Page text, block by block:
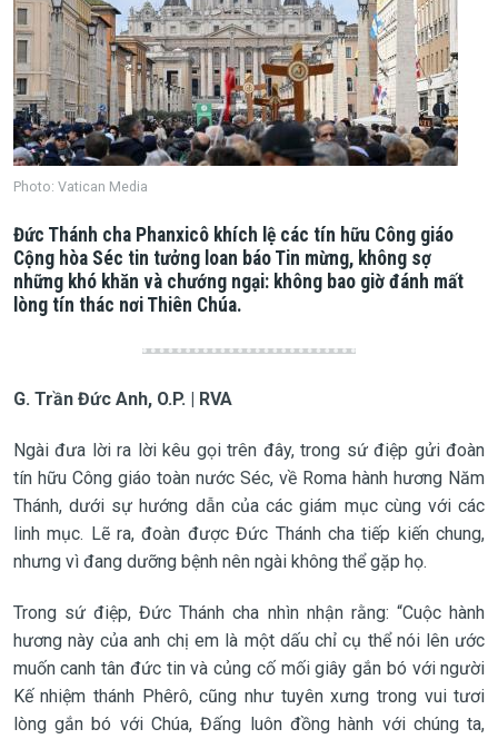
Photo: Vatican Media
Đức Thánh cha Phanxicô khích lệ các tín hữu Công giáo
Cộng hòa Séc tin tưởng loan báo Tin mừng, không sợ
những khó khăn và chướng ngại: không bao giờ đánh mất
lòng tín thác nơi Thiên Chúa.
G. Trần Đức Anh, O.P. | RVA
Ngài đưa lời ra lời kêu gọi trên đây, trong sứ điệp gửi đoàn
tín hữu Công giáo toàn nước Séc, về Roma hành hương Năm
Thánh, dưới sự hướng dẫn của các giám mục cùng với các
linh mục. Lẽ ra, đoàn được Đức Thánh cha tiếp kiến chung,
nhưng vì đang dưỡng bệnh nên ngài không thể gặp họ.
Trong sứ điệp, Đức Thánh cha nhìn nhận rằng: “Cuộc hành
hương này của anh chị em là một dấu chỉ cụ thể nói lên ước
muốn canh tân đức tin và củng cố mối giây gắn bó với người
Kế nhiệm thánh Phêrô, cũng như tuyên xưng trong vui tươi
lòng gắn bó với Chúa, Đấng luôn đồng hành với chúng ta,